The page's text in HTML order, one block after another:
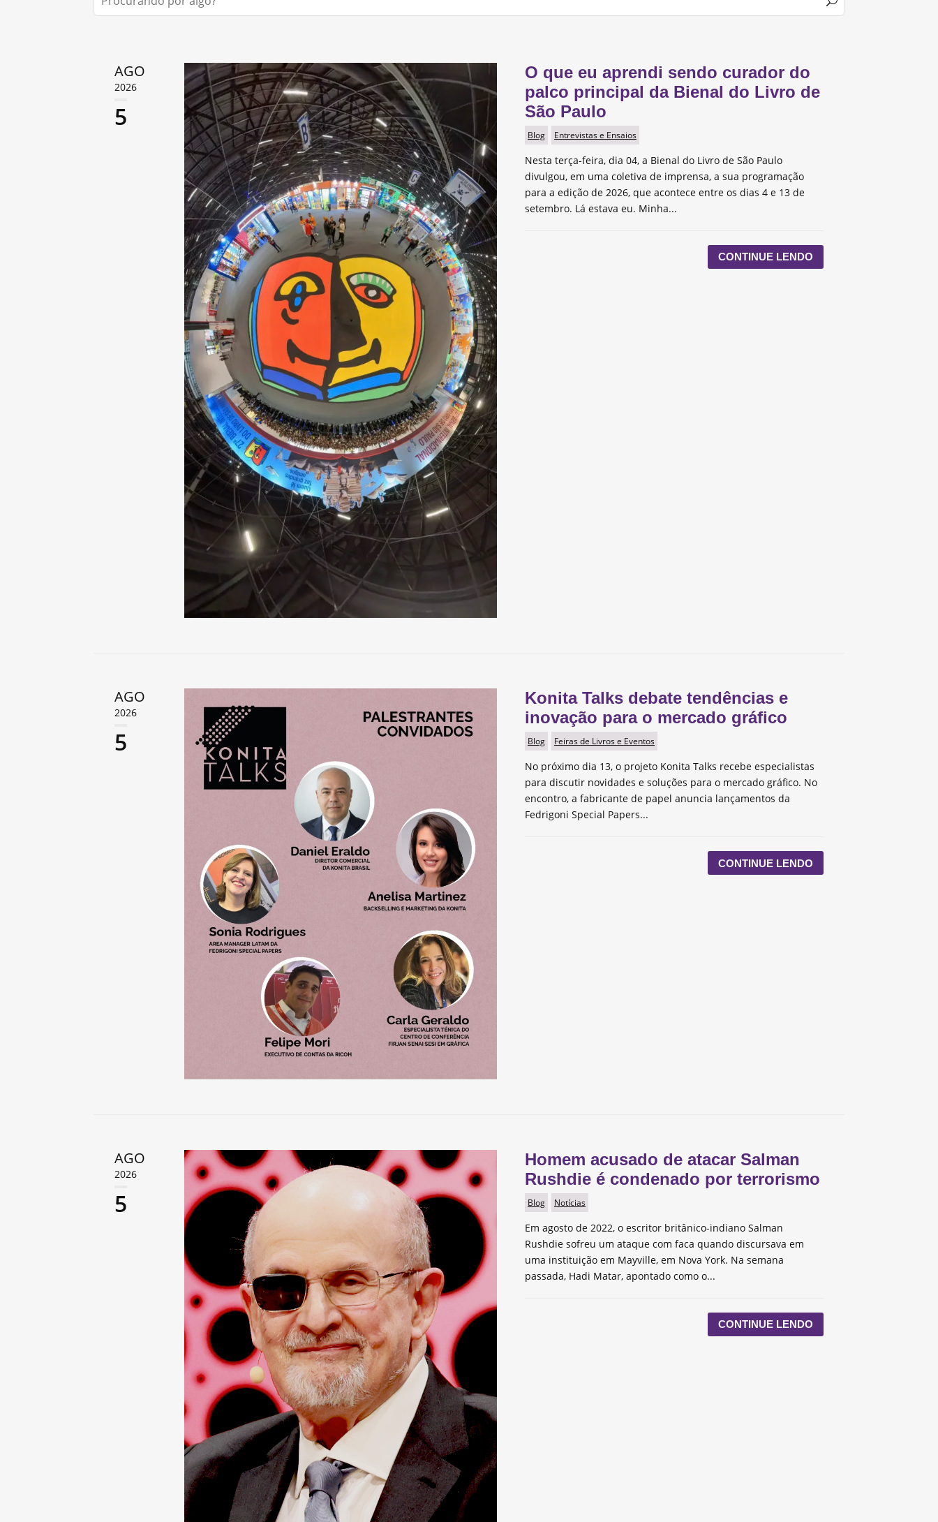
AGO
2026
5
O que eu aprendi sendo curador do
palco principal da Bienal do Livro de
São Paulo
Blog Entrevistas e Ensaios
Nesta terça-feira, dia 04, a Bienal do Livro de São Paulo
divulgou, em uma coletiva de imprensa, a sua programação
para a edição de 2026, que acontece entre os dias 4 e 13 de
setembro. Lá estava eu. Minha...
CONTINUE LENDO
AGO
2026
5
Konita Talks debate tendências e
inovação para o mercado gráfico
Blog Feiras de Livros e Eventos
No próximo dia 13, o projeto Konita Talks recebe especialistas
para discutir novidades e soluções para o mercado gráfico. No
encontro, a fabricante de papel anuncia lançamentos da
Fedrigoni Special Papers...
CONTINUE LENDO
AGO
2026
5
Homem acusado de atacar Salman
Rushdie é condenado por terrorismo
Blog Notícias
Em agosto de 2022, o escritor britânico-indiano Salman
Rushdie sofreu um ataque com faca quando discursava em
uma instituição em Mayville, em Nova York. Na semana
passada, Hadi Matar, apontado como o...
CONTINUE LENDO